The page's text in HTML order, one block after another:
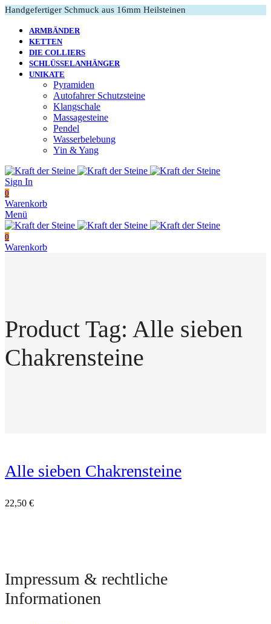
Handgefertiger Schmuck aus 16mm Heilsteinen
ARMBÄNDER
KETTEN
DIE COLLIERS
SCHLÜSSELANHÄNGER
UNIKATE
Pyramiden
Autofahrer Schutzsteine
Klangschale
Massagesteine
Pendel
Wasserbelebung
Yin & Yang
Sign In
0
Warenkorb
Menü
0
Warenkorb
Product Tag: Alle sieben
Chakrensteine
Alle sieben Chakrensteine
22,50 €
Impressum & rechtliche
Informationen